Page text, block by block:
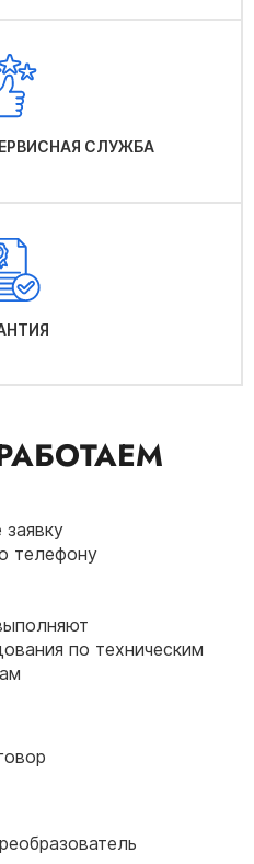
СЛУЖБА
телефону
по техническим